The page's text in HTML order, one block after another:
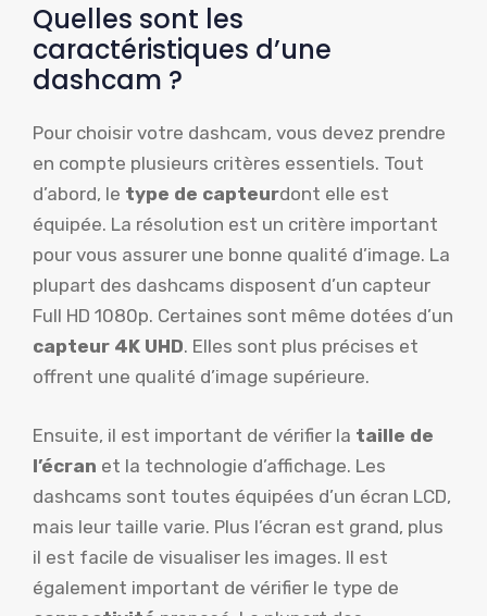
Quelles sont les
caractéristiques d’une
dashcam ?
Pour choisir votre dashcam, vous devez prendre
en compte plusieurs critères essentiels. Tout
d’abord, le type de capteurdont elle est
équipée. La résolution est un critère important
pour vous assurer une bonne qualité d’image. La
plupart des dashcams disposent d’un capteur
Full HD 1080p. Certaines sont même dotées d’un
capteur 4K UHD. Elles sont plus précises et
offrent une qualité d’image supérieure.
Ensuite, il est important de vérifier la taille de
l’écran et la technologie d’affichage. Les
dashcams sont toutes équipées d’un écran LCD,
mais leur taille varie. Plus l’écran est grand, plus
il est facile de visualiser les images. Il est
également important de vérifier le type de